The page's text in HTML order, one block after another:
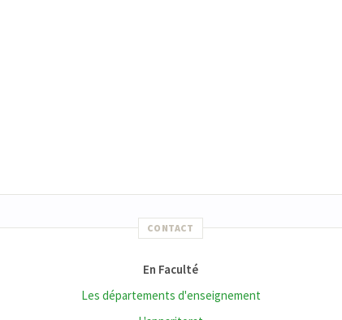
CONTACT
En Faculté
Les départements d'enseignement